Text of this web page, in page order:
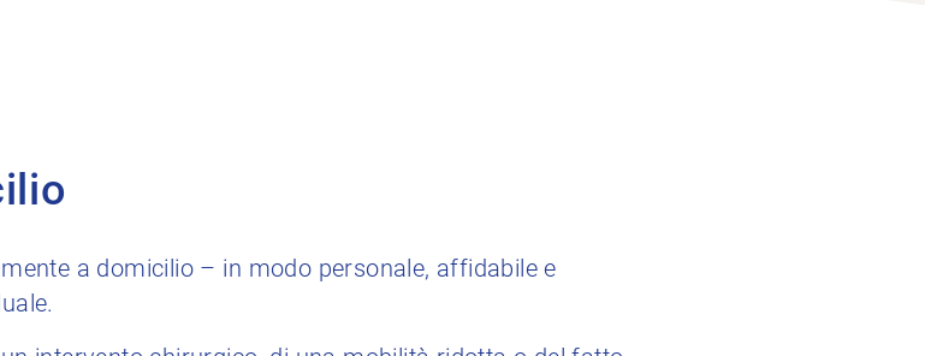
a domicilio – in modo personale, affidabile e